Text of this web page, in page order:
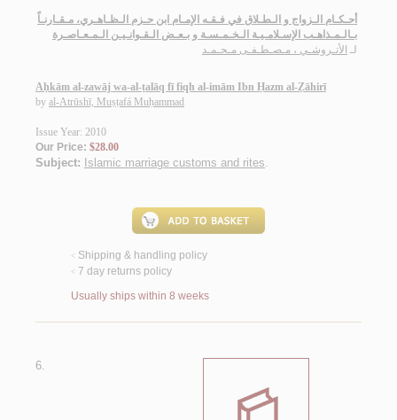
أحـكـام الـزواج و الـطـلاق في فـقـه الإمـام ابن حـزم الـظـاهـري، مـقـارنـاً
بـالـمـذاهـب الإسـلامـيـة الـخـمـسـة و بـعـض الـقـوانـيـن الـمـعـاصـرة
لـ الأتـروشـي ، مـصـطـفـى مـحـمـد
Aḥkām al-zawāj wa-al-ṭalāq fī fiqh al-imām Ibn Ḥazm al-Ẓāhirī
by al-Atrūshī, Muṣṭafá Muḥammad
Issue Year: 2010
Our Price: $28.00
Subject: Islamic marriage customs and rites.
< Shipping & handling policy
< 7 day returns policy
Usually ships within 8 weeks
6.